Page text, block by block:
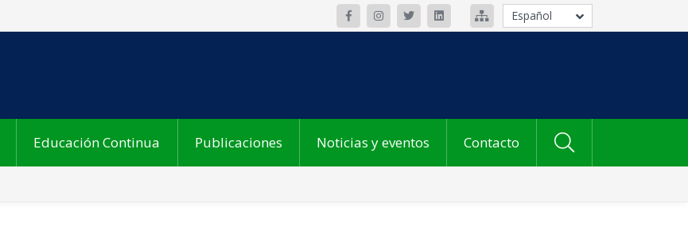
Español
Educación Continua Publicaciones Noticias y eventos Contacto